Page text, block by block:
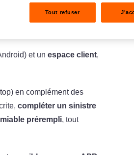
et un espace client,
en complément des
compléter un sinistre
prérempli, tout
Tout refuser